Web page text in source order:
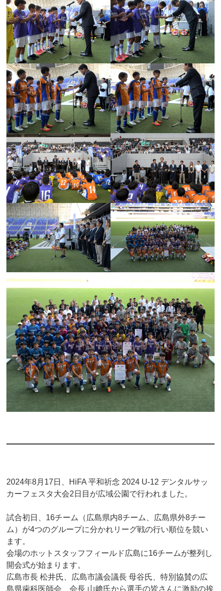
2024年8月17日、HiFA 平和祈念 2024 U-12 デンタルサッ
カーフェスタ大会2日目が広域公園で行われました。
試合初日、16チーム（広島県内8チーム、広島県外8チー
ム）が4つのグループに分かれリーグ戦の行い順位を競い
ます。
会場のホットスタッフフィールド広島に16チームが整列し
開会式が始まります。
広島市長 松井氏、広島市議会議長 母谷氏、特別協賛の広
島県歯科医師会 会長 山﨑氏から選手の皆さんに激励の挨